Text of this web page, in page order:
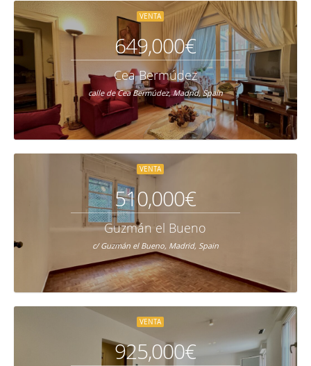
649,000€
VENTA
Cea Bermúdez
calle de Cea Bermúdez, Madrid, Spain
510,000€
VENTA
Guzmán el Bueno
c/ Guzmán el Bueno, Madrid, Spain
925,000€
VENTA